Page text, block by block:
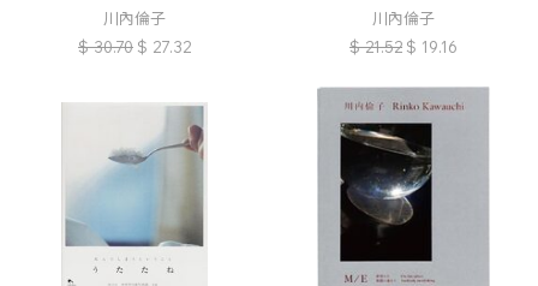
川內倫子
$ 30.70 $ 27.32
川內倫子
$ 21.52 $ 19.16